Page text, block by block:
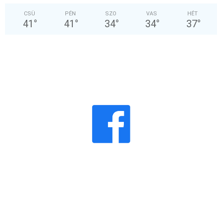
CSÜ
41 °
PÉN
41 °
SZO
34°
VAS
34°
HÉT
37°